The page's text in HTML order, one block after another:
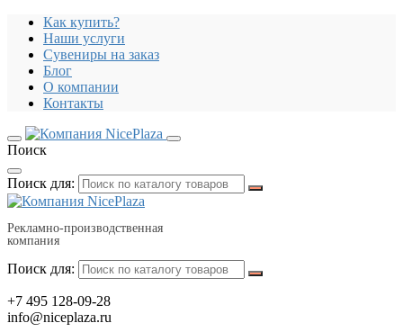
Как купить?
Наши услуги
Сувениры на заказ
Блог
О компании
Контакты
Поиск
Поиск для:
Рекламно-производственная
компания
Поиск для:
+7 495 128-09-28
info@niceplaza.ru